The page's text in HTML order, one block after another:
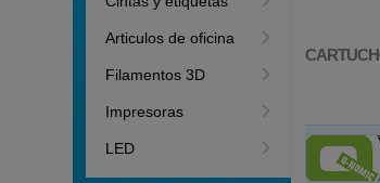
Articulos de oficina
Filamentos 3D
Impresoras
LED